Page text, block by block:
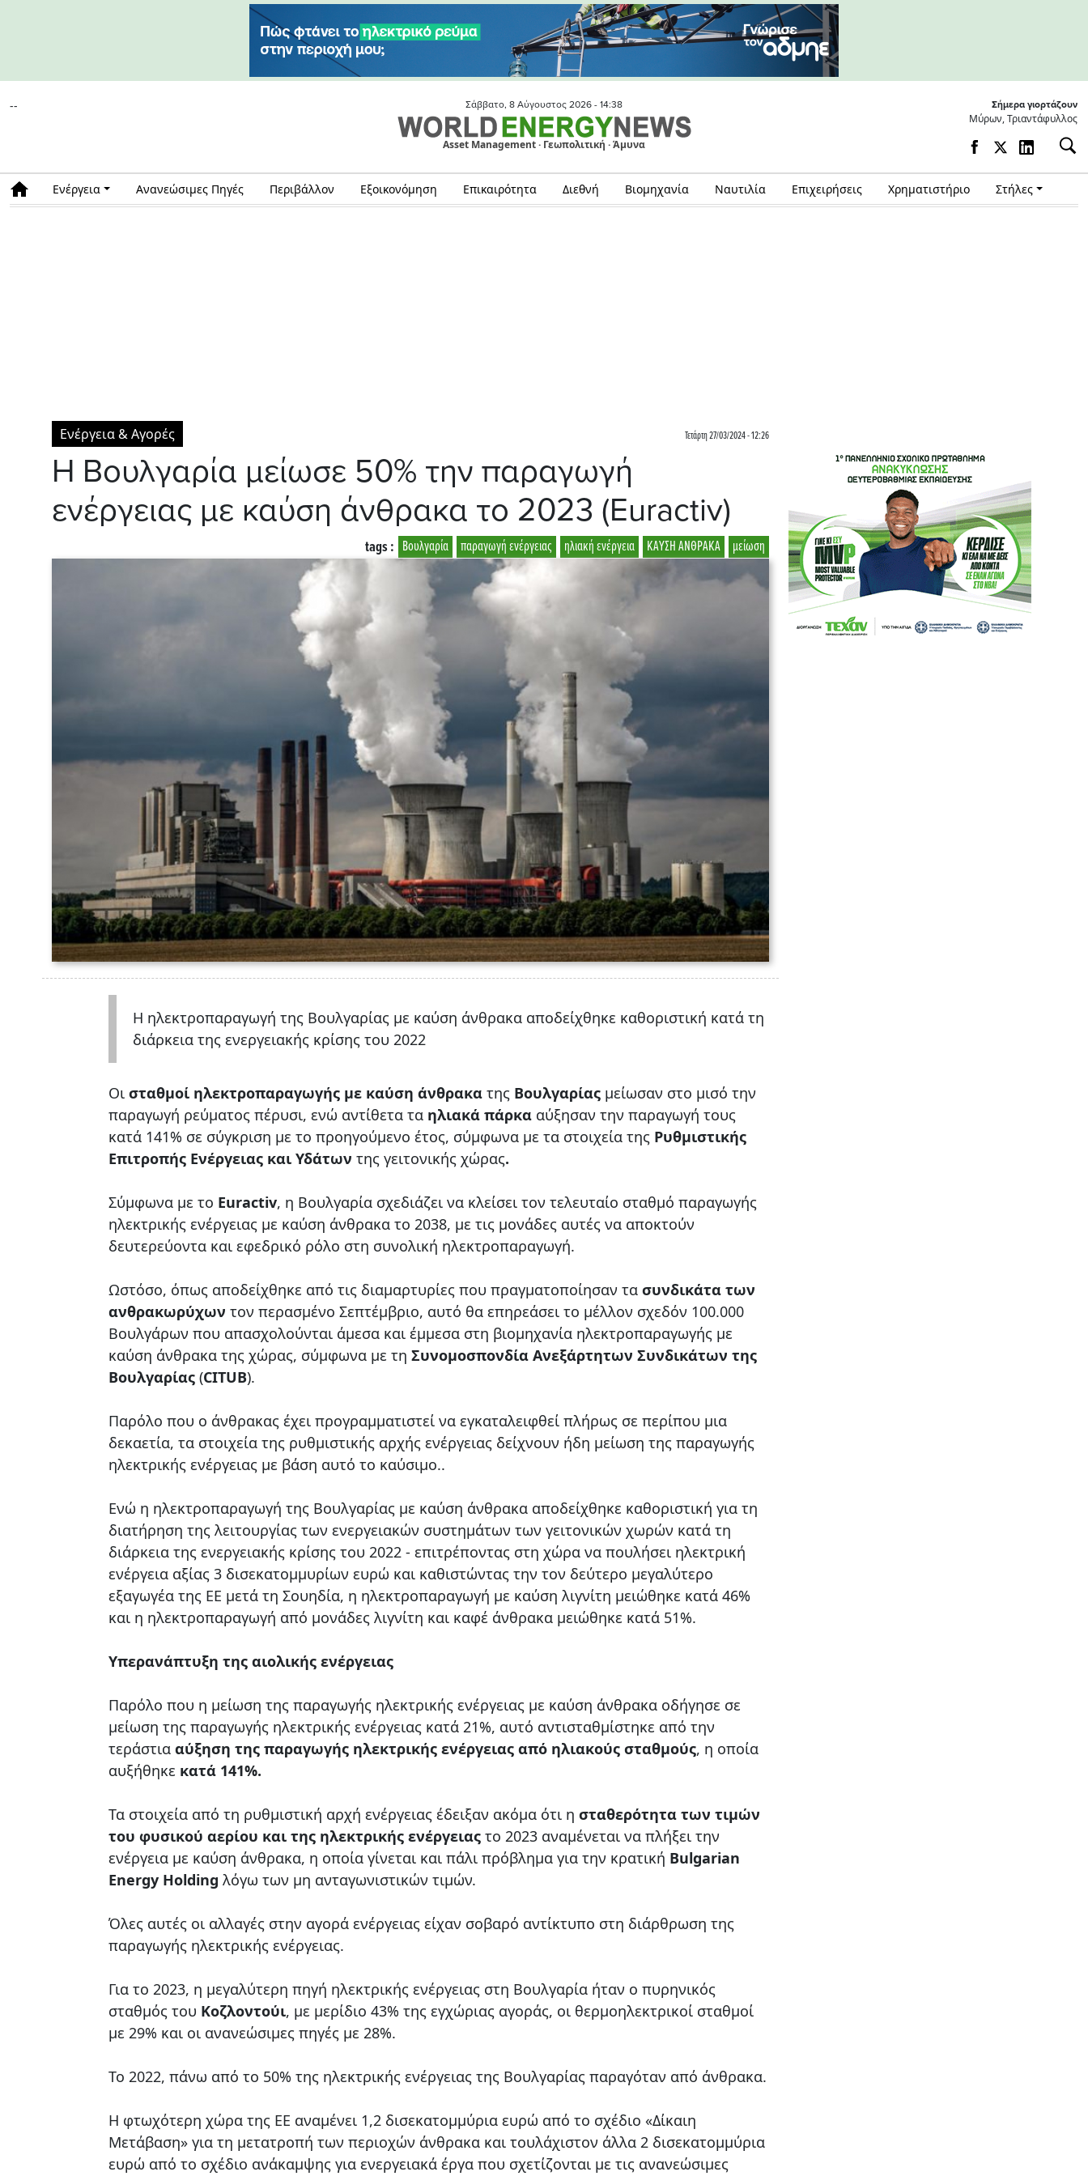
-- Σάββατο, 8 Αύγουστος 2026 - 14:38
Asset Management · Γεωπολιτική · Άμυνα
Σήμερα γιορτάζουν
Μύρων, Τριαντάφυλλος
Ενέργεια Ανανεώσιμες Πηγές Περιβάλλον Εξοικονόμηση Επικαιρότητα Διεθνή Βιομηχανία Ναυτιλία Επιχειρήσεις Χρηματιστήριο Στήλες
Ενέργεια & Αγορές Τετάρτη 27/03/2024 - 12:26
Η Βουλγαρία μείωσε 50% την παραγωγή
ενέργειας με καύση άνθρακα το 2023 (Euractiv)
μείωση
ΚΑΥΣΗ ΑΝΘΡΑΚΑ
ηλιακή ενέργεια
παραγωγή ενέργειας
Βουλγαρία
tags :
Η ηλεκτροπαραγωγή της Βουλγαρίας με καύση άνθρακα αποδείχθηκε καθοριστική κατά τη
διάρκεια της ενεργειακής κρίσης του 2022
Οι σταθμοί ηλεκτροπαραγωγής με καύση άνθρακα της Βουλγαρίας μείωσαν στο μισό την
παραγωγή ρεύματος πέρυσι, ενώ αντίθετα τα ηλιακά πάρκα αύξησαν την παραγωγή τους
κατά 141% σε σύγκριση με το προηγούμενο έτος, σύμφωνα με τα στοιχεία της Ρυθμιστικής
Επιτροπής Ενέργειας και Υδάτων της γειτονικής χώρας.
Σύμφωνα με το Euractiv, η Βουλγαρία σχεδιάζει να κλείσει τον τελευταίο σταθμό παραγωγής
ηλεκτρικής ενέργειας με καύση άνθρακα το 2038, με τις μονάδες αυτές να αποκτούν
δευτερεύοντα και εφεδρικό ρόλο στη συνολική ηλεκτροπαραγωγή.
Ωστόσο, όπως αποδείχθηκε από τις διαμαρτυρίες που πραγματοποίησαν τα συνδικάτα των
ανθρακωρύχων τον περασμένο Σεπτέμβριο, αυτό θα επηρεάσει το μέλλον σχεδόν 100.000
Βουλγάρων που απασχολούνται άμεσα και έμμεσα στη βιομηχανία ηλεκτροπαραγωγής με
καύση άνθρακα της χώρας, σύμφωνα με τη Συνομοσπονδία Ανεξάρτητων Συνδικάτων της
Βουλγαρίας (CITUB).
Παρόλο που ο άνθρακας έχει προγραμματιστεί να εγκαταλειφθεί πλήρως σε περίπου μια
δεκαετία, τα στοιχεία της ρυθμιστικής αρχής ενέργειας δείχνουν ήδη μείωση της παραγωγής
ηλεκτρικής ενέργειας με βάση αυτό το καύσιμο..
Ενώ η ηλεκτροπαραγωγή της Βουλγαρίας με καύση άνθρακα αποδείχθηκε καθοριστική για τη
διατήρηση της λειτουργίας των ενεργειακών συστημάτων των γειτονικών χωρών κατά τη
διάρκεια της ενεργειακής κρίσης του 2022 - επιτρέποντας στη χώρα να πουλήσει ηλεκτρική
ενέργεια αξίας 3 δισεκατομμυρίων ευρώ και καθιστώντας την τον δεύτερο μεγαλύτερο
εξαγωγέα της ΕΕ μετά τη Σουηδία, η ηλεκτροπαραγωγή με καύση λιγνίτη μειώθηκε κατά 46%
και η ηλεκτροπαραγωγή από μονάδες λιγνίτη και καφέ άνθρακα μειώθηκε κατά 51%.
Υπερανάπτυξη της αιολικής ενέργειας
Παρόλο που η μείωση της παραγωγής ηλεκτρικής ενέργειας με καύση άνθρακα οδήγησε σε
μείωση της παραγωγής ηλεκτρικής ενέργειας κατά 21%, αυτό αντισταθμίστηκε από την
τεράστια αύξηση της παραγωγής ηλεκτρικής ενέργειας από ηλιακούς σταθμούς, η οποία
αυξήθηκε κατά 141%.
Τα στοιχεία από τη ρυθμιστική αρχή ενέργειας έδειξαν ακόμα ότι η σταθερότητα των τιμών
του φυσικού αερίου και της ηλεκτρικής ενέργειας το 2023 αναμένεται να πλήξει την
ενέργεια με καύση άνθρακα, η οποία γίνεται και πάλι πρόβλημα για την κρατική Bulgarian
Energy Holding λόγω των μη ανταγωνιστικών τιμών.
Όλες αυτές οι αλλαγές στην αγορά ενέργειας είχαν σοβαρό αντίκτυπο στη διάρθρωση της
παραγωγής ηλεκτρικής ενέργειας.
Για το 2023, η μεγαλύτερη πηγή ηλεκτρικής ενέργειας στη Βουλγαρία ήταν ο πυρηνικός
σταθμός του Κοζλοντούι, με μερίδιο 43% της εγχώριας αγοράς, οι θερμοηλεκτρικοί σταθμοί
με 29% και οι ανανεώσιμες πηγές με 28%.
Το 2022, πάνω από το 50% της ηλεκτρικής ενέργειας της Βουλγαρίας παραγόταν από άνθρακα.
Η φτωχότερη χώρα της ΕΕ αναμένει 1,2 δισεκατομμύρια ευρώ από το σχέδιο «Δίκαιη
Μετάβαση» για τη μετατροπή των περιοχών άνθρακα και τουλάχιστον άλλα 2 δισεκατομμύρια
ευρώ από το σχέδιο ανάκαμψης για ενεργειακά έργα που σχετίζονται με τις ανανεώσιμες